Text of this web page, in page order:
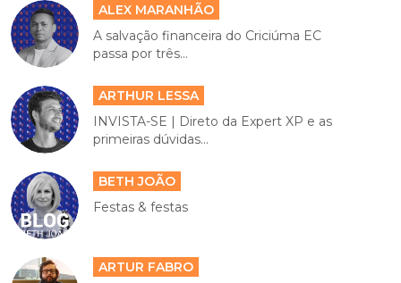
ALEX MARANHÃO
A salvação financeira do Criciúma EC
passa por três...
ARTHUR LESSA
INVISTA-SE | Direto da Expert XP e as
primeiras dúvidas...
BETH JOÃO
Festas & festas
ARTUR FABRO